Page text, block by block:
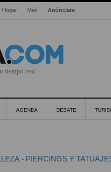
Hogar Más Anúnciate
tiempo real
AGENDA DEBATE
- PIERCINGS Y